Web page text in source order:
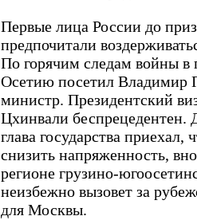
Первые лица России до
предпочитали
По горячим следам войны
Осетию посетил Владимир
министр. Президентский
Цхинвали беспрецедентен.
глава государства
снизить напряженность,
регионе грузино-
неизбежно вызовет за
для Москвы.